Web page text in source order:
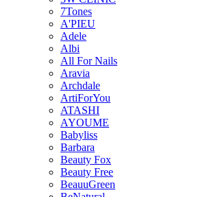
7Tones
A'PIEU
Adele
Albi
All For Nails
Aravia
Archdale
ArtiForYou
ATASHI
AYOUME
Babyliss
Barbara
Beauty Fox
Beauty Free
BeauuGreen